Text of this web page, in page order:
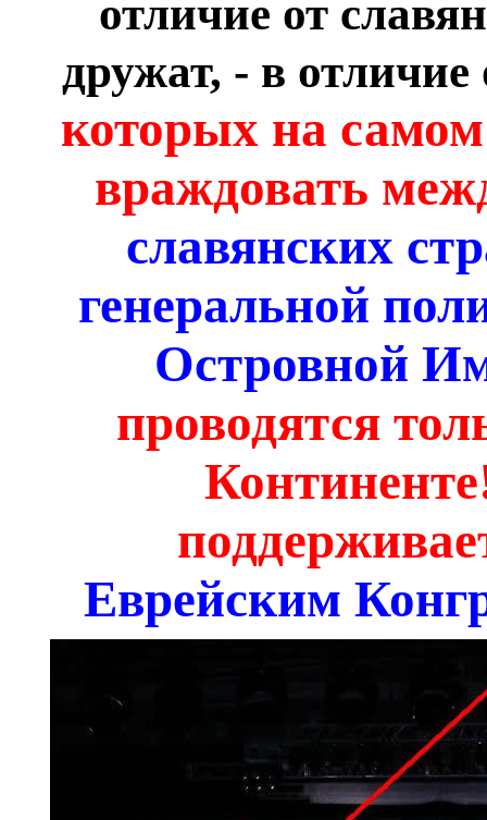
отличие от
дружат, - в отличие
которых на самом
враждовать
славянских
генеральной
Островной
проводятся
Еврейским